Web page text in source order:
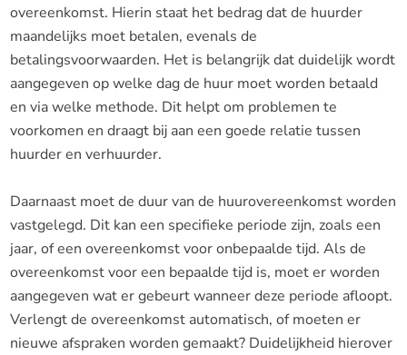
overeenkomst. Hierin staat het bedrag dat de huurder
maandelijks moet betalen, evenals de
betalingsvoorwaarden. Het is belangrijk dat duidelijk wordt
aangegeven op welke dag de huur moet worden betaald
en via welke methode. Dit helpt om problemen te
voorkomen en draagt bij aan een goede relatie tussen
huurder en verhuurder.
Daarnaast moet de duur van de huurovereenkomst worden
vastgelegd. Dit kan een specifieke periode zijn, zoals een
jaar, of een overeenkomst voor onbepaalde tijd. Als de
overeenkomst voor een bepaalde tijd is, moet er worden
aangegeven wat er gebeurt wanneer deze periode afloopt.
Verlengt de overeenkomst automatisch, of moeten er
nieuwe afspraken worden gemaakt? Duidelijkheid hierover